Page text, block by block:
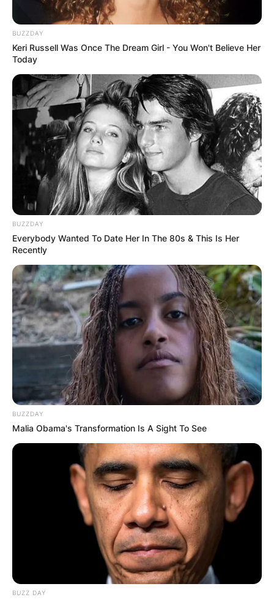
BUZZDAY
Keri Russell Was Once The Dream Girl - You Won't Believe Her
Today
BUZZDAY
Everybody Wanted To Date Her In The 80s & This Is Her
Recently
BUZZDAY
Malia Obama's Transformation Is A Sight To See
BUZZ DAY